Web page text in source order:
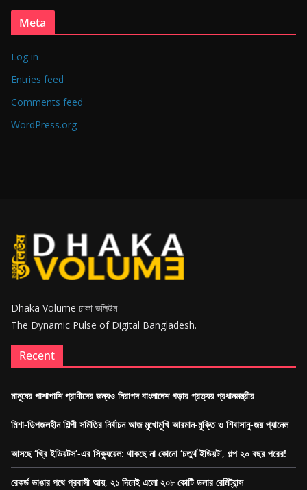
Meta
Log in
Entries feed
Comments feed
WordPress.org
Dhaka Volume ঢাকা ভলিউম
The Dynamic Pulse of Digital Bangladesh.
Recent
মানুষের পাশাপাশি প্রাণীদের জন্যও নিরাপদ বাংলাদেশ গড়ার প্রত্যয় প্রধানমন্ত্রীর
মিশা-ডিপজলহীন শিল্পী সমিতির নির্বাচন আজ মুখোমুখি আরমান-মুক্তি ও শিবাসানু-জয় প্যানেল
আসছে ‘থ্রি ইডিয়টস’-এর সিক্যুয়েল: থাকছে না কোনো ‘চতুর্থ ইডিয়ট’, গল্প ২০ বছর পরের!
রেকর্ড ভাঙার পথে প্রবাসী আয়, ২১ দিনেই এলো ২০৮ কোটি ডলার রেমিট্যান্স